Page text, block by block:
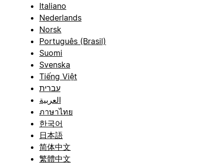
Italiano
Nederlands
Norsk
Português (Brasil)
Suomi
Svenska
Tiếng Việt
עברית
العربية
ภาษาไทย
한국어
日本語
简体中文
繁體中文